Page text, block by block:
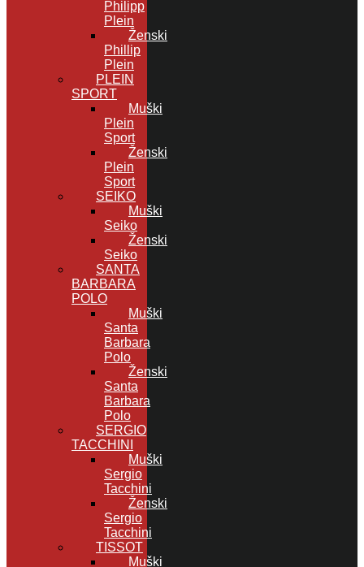
Philipp
Plein
Ženski
Phillip
Plein
PLEIN
SPORT
Muški
Plein
Sport
Ženski
Plein
Sport
SEIKO
Muški
Seiko
Ženski
Seiko
SANTA
BARBARA
POLO
Muški
Santa
Barbara
Polo
Ženski
Santa
Barbara
Polo
SERGIO
TACCHINI
Muški
Sergio
Tacchini
Ženski
Sergio
Tacchini
TISSOT
Muški